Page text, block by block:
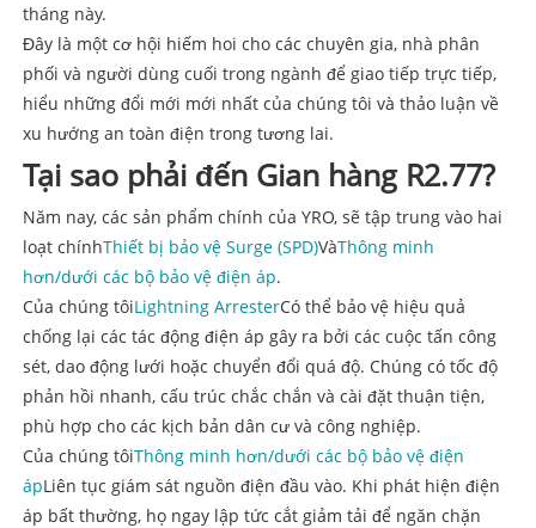
tháng này.
Đây là một cơ hội hiếm hoi cho các chuyên gia, nhà phân
phối và người dùng cuối trong ngành để giao tiếp trực tiếp,
hiểu những đổi mới mới nhất của chúng tôi và thảo luận về
xu hướng an toàn điện trong tương lai.
Tại sao phải đến Gian hàng R2.77?
Năm nay, các sản phẩm chính của YRO, sẽ tập trung vào hai
loạt chínhThiết bị bảo vệ Surge (SPD)VàThông minh
hơn/dưới các bộ bảo vệ điện áp.
Của chúng tôiLightning ArresterCó thể bảo vệ hiệu quả
chống lại các tác động điện áp gây ra bởi các cuộc tấn công
sét, dao động lưới hoặc chuyển đổi quá độ. Chúng có tốc độ
phản hồi nhanh, cấu trúc chắc chắn và cài đặt thuận tiện,
phù hợp cho các kịch bản dân cư và công nghiệp.
Của chúng tôiThông minh hơn/dưới các bộ bảo vệ điện
ápLiên tục giám sát nguồn điện đầu vào. Khi phát hiện điện
áp bất thường, họ ngay lập tức cắt giảm tải để ngăn chặn